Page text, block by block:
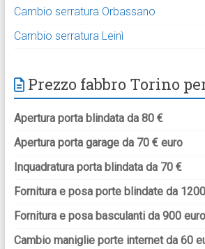
Cambio serratura Orbassano
Cambio serratura Leinì
Prezzo fabbro Torino
Apertura porta blindata da 80 €
Apertura porta garage da 70 € euro
Inquadratura porta blindata da 70 €
Fornitura e posa porte blindate da
Fornitura e posa basculanti da 900 euro
Cambio maniglie porte internet da 60